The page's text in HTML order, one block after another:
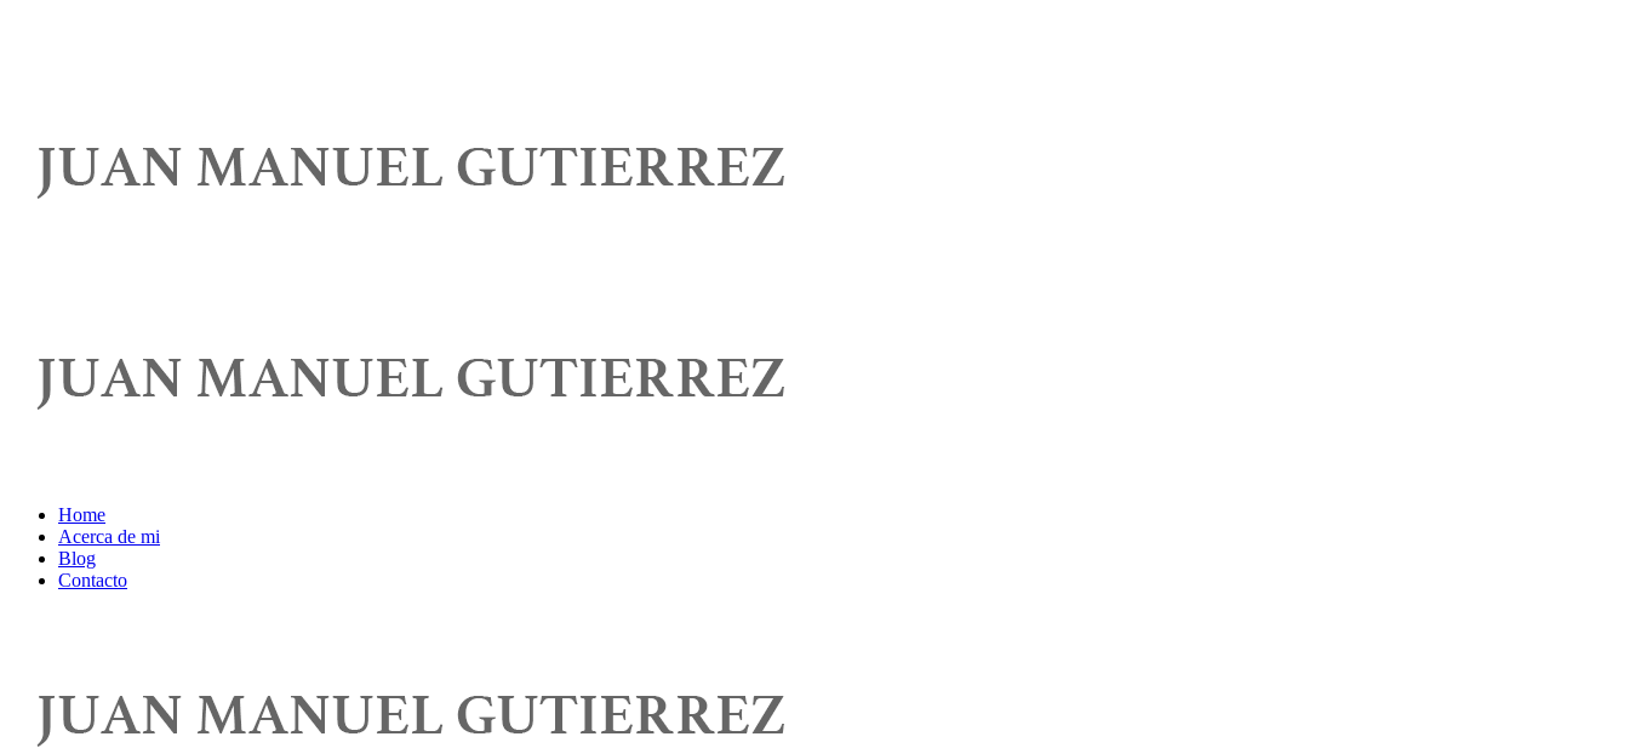
Home
Acerca de mi
Blog
Contacto